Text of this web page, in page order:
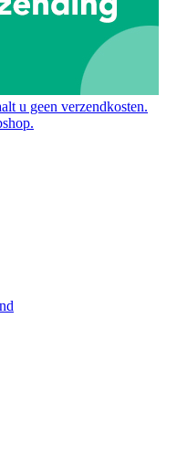
u geen verzendkosten.